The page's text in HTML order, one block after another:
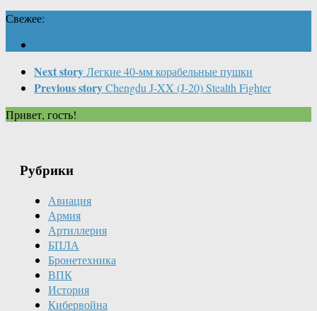
Свежее:
Next storyЛегкие 40-мм корабельные пушки
Previous storyChengdu J-XX (J-20) Stealth Fighter
Привет, гость!
Рубрики
Авиация
Армия
Артиллерия
БПЛА
Бронетехника
ВПК
История
Кибервойна